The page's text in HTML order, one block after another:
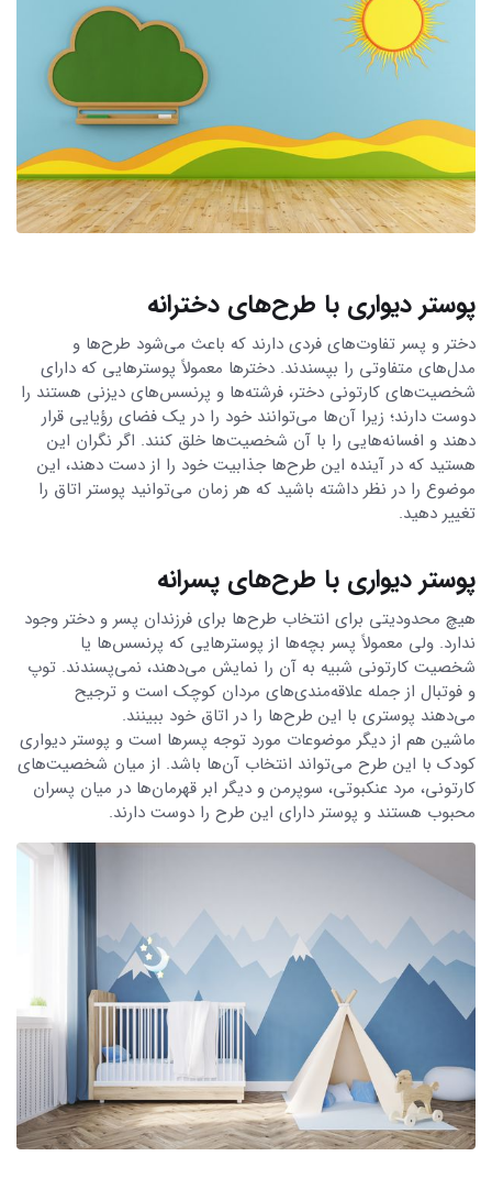
پوستر دیواری با طرح‌های دخترانه
دختر و پسر تفاوت‌های فردی دارند که باعث می‌شود طرح‌ها و
مدل‌های متفاوتی را بپسندند. دخترها معمولاً پوستر‌هایی که دارای
شخصیت‌های کارتونی دختر، فرشته‌ها و پرنسس‌های دیزنی هستند را
دوست دارند؛ زیرا آن‌ها می‌توانند خود را در یک فضای رؤیایی قرار
دهند و افسانه‌هایی را با آن شخصیت‌ها خلق کنند. اگر نگران این
هستید که در آینده این طرح‌ها جذابیت خود را از دست دهند، این
موضوع را در نظر داشته باشید که هر زمان می‌توانید پوستر اتاق را
تغییر دهید.
پوستر دیواری با طرح‌های پسرانه
هیچ محدودیتی برای انتخاب طرح‌ها برای فرزندان پسر و دختر وجود
ندارد. ولی معمولاً پسر بچه‌ها از پوسترهایی که پرنسس‌ها یا
شخصیت‌ کارتونی شبیه به آن را نمایش می‌دهند، نمی‌پسندند. توپ
و فوتبال از جمله علاقه‌مندی‌های مردان کوچک است و ترجیح
می‌دهند پوستر‌ی با این طرح‌ها را در اتاق خود ببینند.
ماشین هم از دیگر موضوعات مورد توجه پسرها است و پوستر دیواری
کودک با این طرح می‌تواند انتخاب آن‌ها باشد. از میان شخصیت‌های
کارتونی، مرد عنکبوتی، سوپرمن و دیگر ابر قهرمان‌ها در میان پسران
محبوب هستند و پوستر دارای این طرح را دوست دارند.